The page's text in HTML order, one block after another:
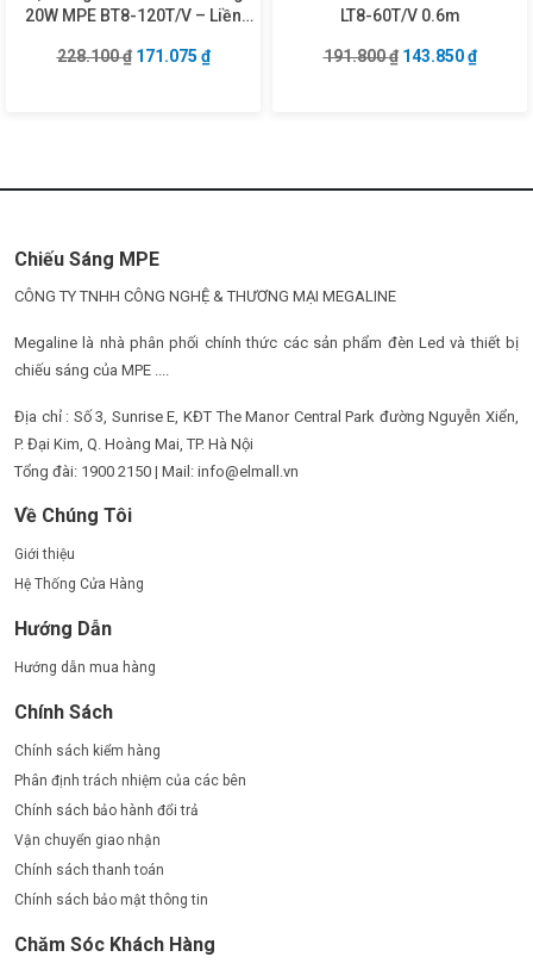
20W MPE BT8-120T/V – Liền
228.100₫ Giá gốc là: 228.100 ₫.
171.075 ₫Giá hiện tại là: 171.075 ₫.
LT8-60T/V 0.6m
191.800₫ Giá gốc là:
143.850₫Giá
Chiếu Sáng MPE
CÔNG TY TNHH CÔNG NGHỆ & THƯƠNG MẠI MEGALINE
Megaline là nhà phân phối chính thức các sản phẩm đèn Led và thiết bị
chiếu sáng của MPE ....
Địa chỉ : Số 3, Sunrise E, KĐT The Manor Central Park đường Nguyễn Xiển,
P. Đại Kim, Q. Hoàng Mai, TP. Hà Nội
Tổng đài: 1900 2150 | Mail: info@elmall.vn
Về Chúng Tôi
Giới thiệu
Hệ Thống Cửa Hàng
Hướng Dẫn
Hướng dẫn mua hàng
Chính Sách
Chính sách kiểm hàng
Phân định trách nhiệm của các bên
Chính sách bảo hành đổi trả
Vận chuyển giao nhận
Chính sách thanh toán
Chính sách bảo mật thông tin
Chăm Sóc Khách Hàng